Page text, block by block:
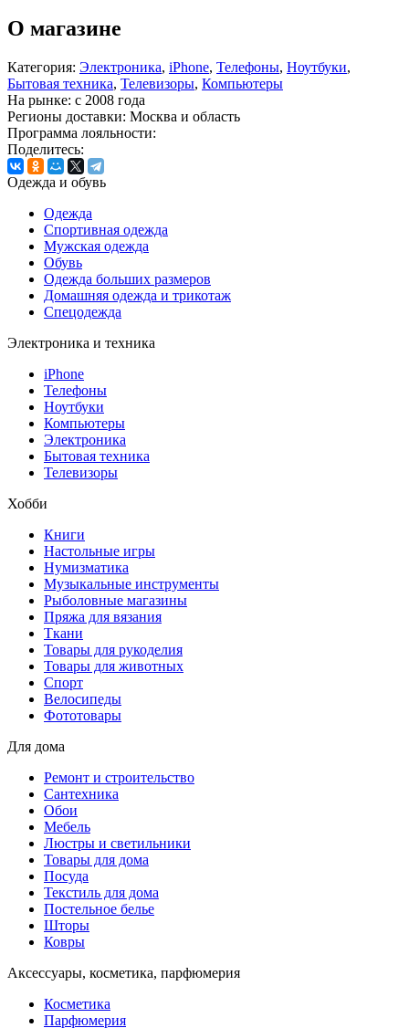
О магазине
Категория: Электроника, iPhone, Телефоны, Ноутбуки,
Бытовая техника, Телевизоры, Компьютеры
На рынке: c 2008 года
Регионы доставки: Москва и область
Программа лояльности:
Поделитесь:
Одежда и обувь
Одежда
Спортивная одежда
Мужская одежда
Обувь
Одежда больших размеров
Домашняя одежда и трикотаж
Спецодежда
Электроника и техника
iPhone
Телефоны
Ноутбуки
Компьютеры
Электроника
Бытовая техника
Телевизоры
Хобби
Книги
Настольные игры
Нумизматика
Музыкальные инструменты
Рыболовные магазины
Пряжа для вязания
Ткани
Товары для рукоделия
Товары для животных
Спорт
Велосипеды
Фототовары
Для дома
Ремонт и строительство
Сантехника
Обои
Мебель
Люстры и светильники
Товары для дома
Посуда
Текстиль для дома
Постельное белье
Шторы
Ковры
Аксессуары, косметика, парфюмерия
Косметика
Парфюмерия